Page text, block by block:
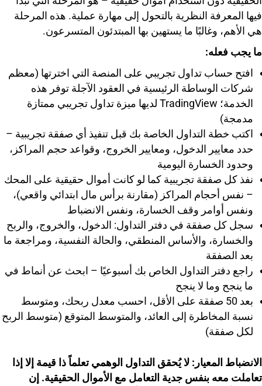
فيها المعرفة النظرية بالتحول إلى مهارة عملية. هذه المرحلة
هي الأهم، وغالبًا ما يستهين بها المبتدئون المتسرعون.
ما يجب فعله:
افتح حساب تداول تجريبي على المنصة التي اخترتها (معظم
شركات الوساطة الرئيسية في العقود الآجلة توفر هذه
الخدمة؛ TradingView لديها ميزة تداول تجريبي ممتازة
مدمجة)
اكتب خطة التداول الخاصة بك قبل تنفيذ أي صفقة تجريبية –
حدد معايير الدخول، ومعايير الخروج، وقواعد حجم المراكز،
وحدود الخسارة اليومية
نفذ كل صفقة تجريبية كما لو كانت أموال حقيقية على المحك
– نفس أحجام المراكز (مقارنة برأس مال ابتدائي واقعي)،
ونفس أوامر وقف الخسارة، ونفس الانضباط
سجل كل صفقة في دفتر التداول: الدخول، والخروج، والربح
والخسارة، والأساس المنطقي، والحالة النفسية، ومراجعة ما
بعد الصفقة
راجع دفتر التداول الخاص بك أسبوعيًا – ابحث عن أنماط في
ما ينجح وما لا ينجح
بعد 50 صفقة على الأقل، احسب معدل ربحك، ومتوسط ​​
نسبة المخاطرة إلى العائد، والمتوسط ​​المتوقع (متوسط ​​الربح
لكل صفقة)
الانضباط المعيار: لا يُحقق التداول الوهمي تعلماً ذا قيمة إلا إذا
تعاملت معه بنفس جدية التعامل مع الأموال الحقيقية. إن